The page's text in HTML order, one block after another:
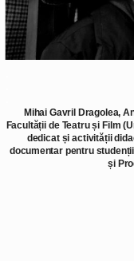
Mihai Gavril Dragolea,
Facultății de Teatru și Film
dedicat și activității
documentar pentru
și